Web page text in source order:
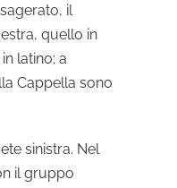
il
quello in
latino; a
Cappella sono
sinistra. Nel
il gruppo